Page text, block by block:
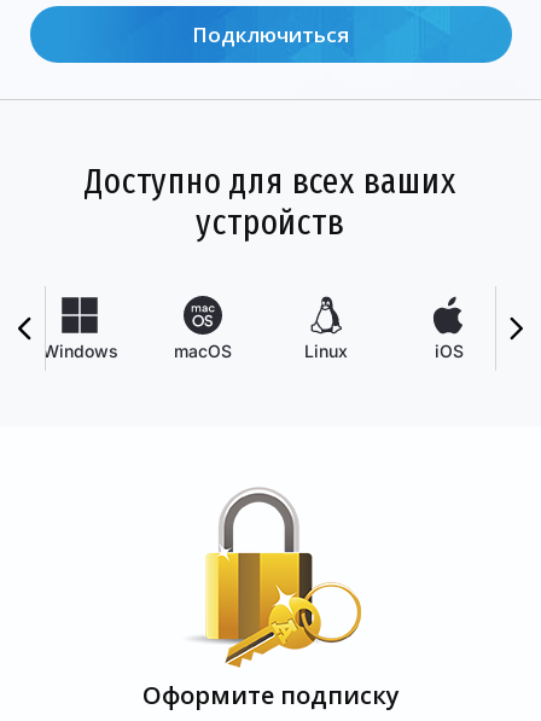
Подключиться
Доступно для всех ваших
устройств
Windows macOS Linux iOS
Оформите подписку